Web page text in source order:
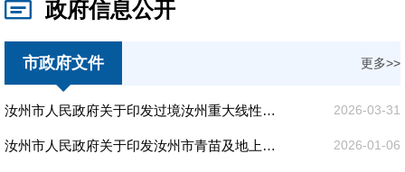
政府信息公开
市政府文件 更多>>
汝州市人民政府关于印发过境汝州重大线性基础设施项目征收补偿安置工作方案的通知 2026-03-31
汝州市人民政府关于印发汝州市青苗及地上附着物补偿标准的通知 2026-01-06